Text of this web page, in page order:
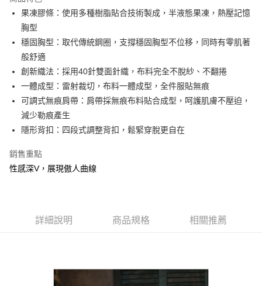
Apple Pay
街口支付
悠遊付
AFTEE先享後付
相關說明
【關於「AFTEE先享後付」】
AFTEE先享後付是「在收到商品之後才付款」的支付方式。 讓您購物簡單
１．簡單：不需註冊會員、不需綁卡、不需儲值。
３．安心：先確認商品／服務後，再付款。
３．收到繳費通知簡訊後14天內，點擊此簡訊中的連結，可透過四大超商／
※ 交易是否成功請以「AFTEE先享後付 」之結帳頁面顯示為準，若有關於
是否繳費成功／繳費後需取消欲退款等相關疑問，請聯繫「AFTEE先享後付
ATM付款
全家取貨付款
每筆NT$60，滿NT$490(含以上)免運費
付款後7-11取貨
果凍膠條：使用多種樹脂貼合技術製成，半液態果凍，熱壓記憶
胸型
穩固胸型：取代傳統鋼圈，支撐穩固胸型不位移，同時有零肌著
般舒適
創新織法：採用40針雙面針織，布料完全不脫紗、不翻捲
一體成型：雷射裁切，布料一體成型，全件服貼無痕
可調式無痕肩帶：肩帶採無痕布料貼合成型，呵護肌膚不壓迫，
減少勒痕產生
隱形背扣：四段式調整背扣，鬆緊穿脫更自在
銷售重點
性感深V，展現傲人曲線
詳細說明 商品規格 相關推薦